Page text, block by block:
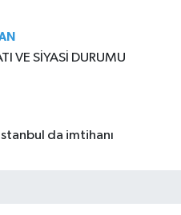
VE SİYASİ DURUMU
da imtihanı